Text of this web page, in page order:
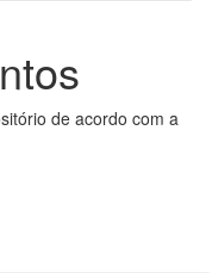
de acordo com a